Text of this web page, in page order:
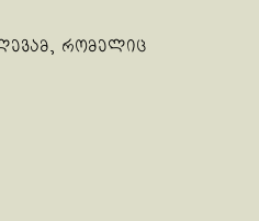
რომელიც